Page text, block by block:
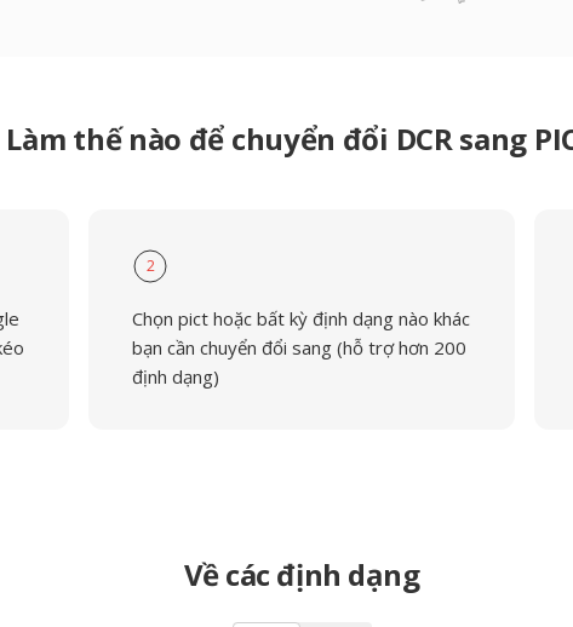
Làm thế nào để chuyển đổi DCR sang
2
Chọn pict hoặc bất kỳ định dạng nào khác
bạn cần chuyển đổi sang (hỗ trợ hơn 200
định dạng)
Về các định dạng